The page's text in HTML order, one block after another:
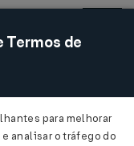
Acessar
de
para melhorar
analisar o tráfego do